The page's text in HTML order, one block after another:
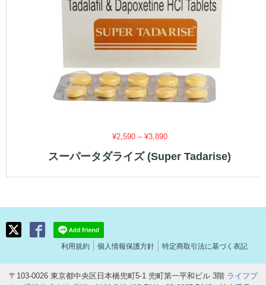
¥2,590 –¥3,890価
帯:
スーパータダライズ (Super Tadarise)
利用規約 個人情報保護方針 特定商取引法に基づく表記
〒103-0026 東京都中央区日本橋兜町5-1 兜町第一平和ビル 3階 ライフプ